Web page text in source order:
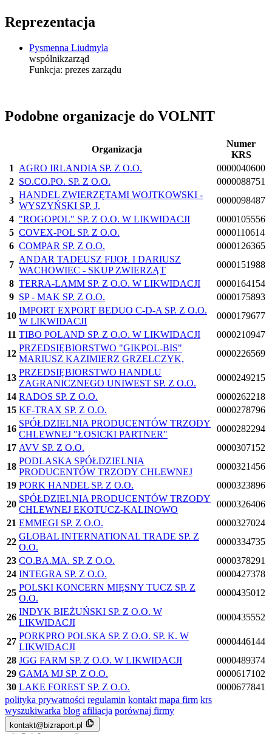
Reprezentacja
Pysmenna Liudmyla
wspólnikzarząd
Funkcja: prezes zarządu
Podobne organizacje do VOLNIT
Organizacja
Numer
KRS
1
AGRO IRLANDIA SP. Z O.O.
0000040600
2 SO.CO.PO. SP. Z O.O.
0000088751
3
HANDEL ZWIERZĘTAMI WOJTKOWSKI -
WYSZYŃSKI SP. J.
0000098487
4 "ROGOPOL" SP. Z O.O. W LIKWIDACJI
0000105556
5 COVEX-POL SP. Z O.O.
0000110614
6 COMPAR SP. Z O.O.
0000126365
7
ANDAR TADEUSZ FIJOŁ I DARIUSZ
WACHOWIEC - SKUP ZWIERZĄT
0000151988
8 TERRA-LAMM SP. Z O.O. W LIKWIDACJI
0000164154
9 SP - MAK SP. Z O.O.
0000175893
10
IMPORT EXPORT BEDUO C-D-A SP. Z O.O.
W LIKWIDACJI
0000179677
11 TIBO POLAND SP. Z O.O. W LIKWIDACJI
0000210947
12
PRZEDSIĘBIORSTWO "GIKPOL-BIS"
MARIUSZ KAZIMIERZ GRZELCZYK,
0000226569
13
PRZEDSIĘBIORSTWO HANDLU
ZAGRANICZNEGO UNIWEST SP. Z O.O.
0000249215
14 RADOS SP. Z O.O.
0000262218
15 KF-TRAX SP. Z O.O.
0000278796
16
SPÓŁDZIELNIA PRODUCENTÓW TRZODY
CHLEWNEJ "ŁOSICKI PARTNER"
0000282294
17 AVV SP. Z O.O.
0000307152
18
PODLASKA SPÓŁDZIELNIA
PRODUCENTÓW TRZODY CHLEWNEJ
0000321456
19 PORK HANDEL SP. Z O.O.
0000323896
20
SPÓŁDZIELNIA PRODUCENTÓW TRZODY
CHLEWNEJ EKOTUCZ-KALINOWO
0000326406
21 EMMEGI SP. Z O.O.
0000327024
22
GLOBAL INTERNATIONAL TRADE SP. Z
O.O.
0000334735
23 CO.BA.MA. SP. Z O.O.
0000378291
24 INTEGRA SP. Z O.O.
0000427378
25
POLSKI KONCERN MIĘSNY TUCZ SP. Z
O.O.
0000435012
26
INDYK BIEŻUŃSKI SP. Z O.O. W
LIKWIDACJI
0000435552
27
PORKPRO POLSKA SP. Z O.O. SP. K. W
LIKWIDACJI
0000446144
28 JGG FARM SP. Z O.O. W LIKWIDACJI
0000489374
29 GAMA MJ SP. Z O.O.
0000617102
30 LAKE FOREST SP. Z O.O.
0000677841
polityka prywatności regulamin kontakt mapa firm krs
wyszukiwarka blog afiliacja porównaj firmy
kontakt@bizraport.pl